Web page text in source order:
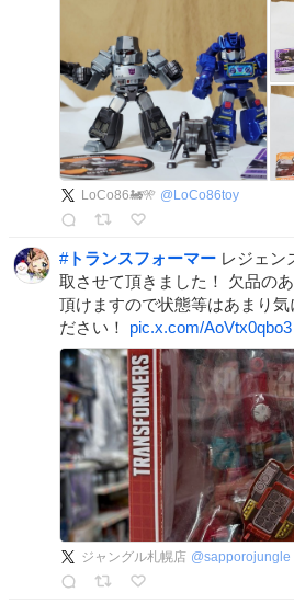
LoCo86🚂🎌 @ LoCo86toy
#トランスフォーマー レジェン
取させて頂きました！ 欠品の
頂けますので状態等はあまり気
ださい！ pic.x.com/AoVtx0qbo3
ジャングル札幌店 @sapporojungle